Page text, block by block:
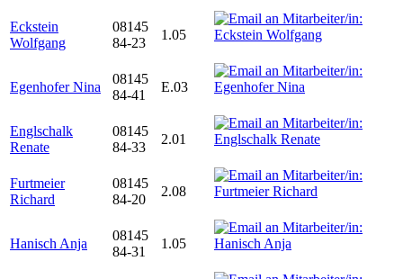
Eckstein
Wolfgang
08145
84-23
1.05
Egenhofer Nina
08145
84-41
E.03
Englschalk
Renate
08145
84-33
2.01
Furtmeier
Richard
08145
84-20
2.08
Hanisch Anja
08145
84-31
1.05